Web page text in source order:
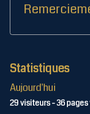
Statistiques
Aujourd'hui
29visiteurs -36pages